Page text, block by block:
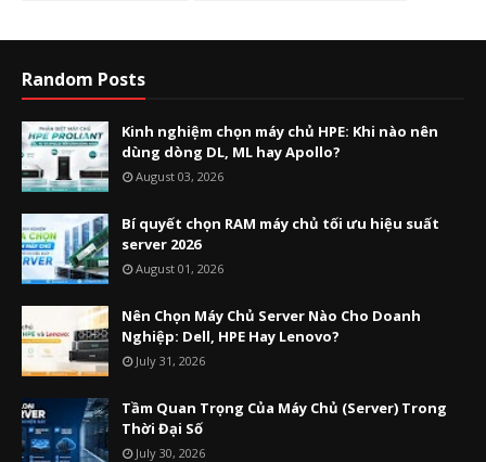
Random Posts
Kinh nghiệm chọn máy chủ HPE: Khi nào nên
dùng dòng DL, ML hay Apollo?
August 03, 2026
Bí quyết chọn RAM máy chủ tối ưu hiệu suất
server 2026
August 01, 2026
Nên Chọn Máy Chủ Server Nào Cho Doanh
Nghiệp: Dell, HPE Hay Lenovo?
July 31, 2026
Tầm Quan Trọng Của Máy Chủ (Server) Trong
Thời Đại Số
July 30, 2026